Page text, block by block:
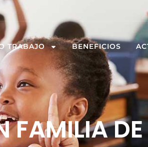
TRABAJO BENEFICIOS
FAMILIA